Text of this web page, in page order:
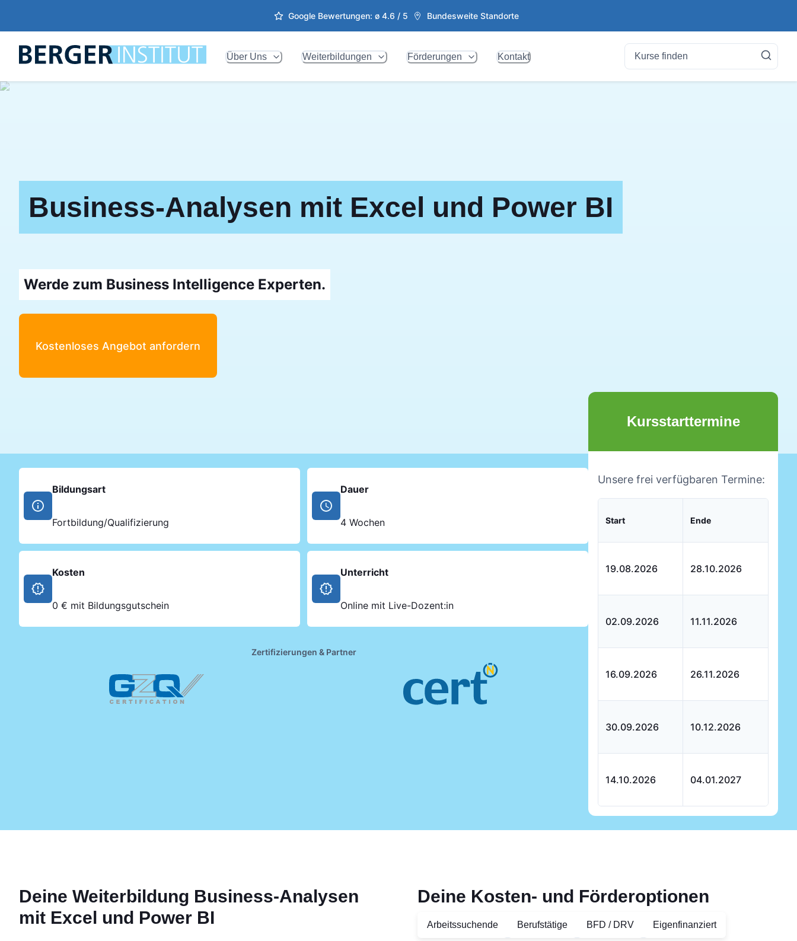
Google Bewertungen: ø 4.6 / 5 Bundesweite Standorte
Über Uns Weiterbildungen Förderungen Kontakt
Business-Analysen mit Excel und Power BI
Werde zum Business Intelligence Experten.
Kostenloses Angebot anfordern
Bildungsart
Fortbildung/Qualifizierung
Dauer
4 Wochen
Kosten
0 € mit Bildungsgutschein
Unterricht
Online mit Live-Dozent:in
Zertifizierungen & Partner
Kursstarttermine
Unsere frei verfügbaren Termine:
Start Ende
19.08.2026 28.10.2026
02.09.2026 11.11.2026
16.09.2026 26.11.2026
30.09.2026 10.12.2026
14.10.2026 04.01.2027
Deine Weiterbildung Business-Analysen
mit Excel und Power BI
Deine Kosten- und Förderoptionen
Arbeitssuchende Berufstätige BFD / DRV Eigenfinanziert